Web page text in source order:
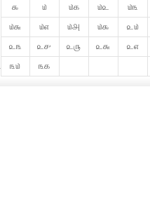
௯
௰ ௰௧ ௰௨ ௰௩
௰௬
௰௭ ௰௮ ௰௯ ௨௰
௨௩
௨௪ ௨௫ ௨௬ ௨௭
௩௰
௩௧